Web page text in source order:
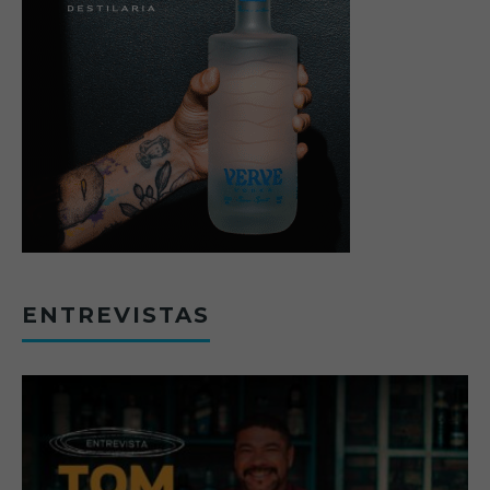
ENTREVISTAS